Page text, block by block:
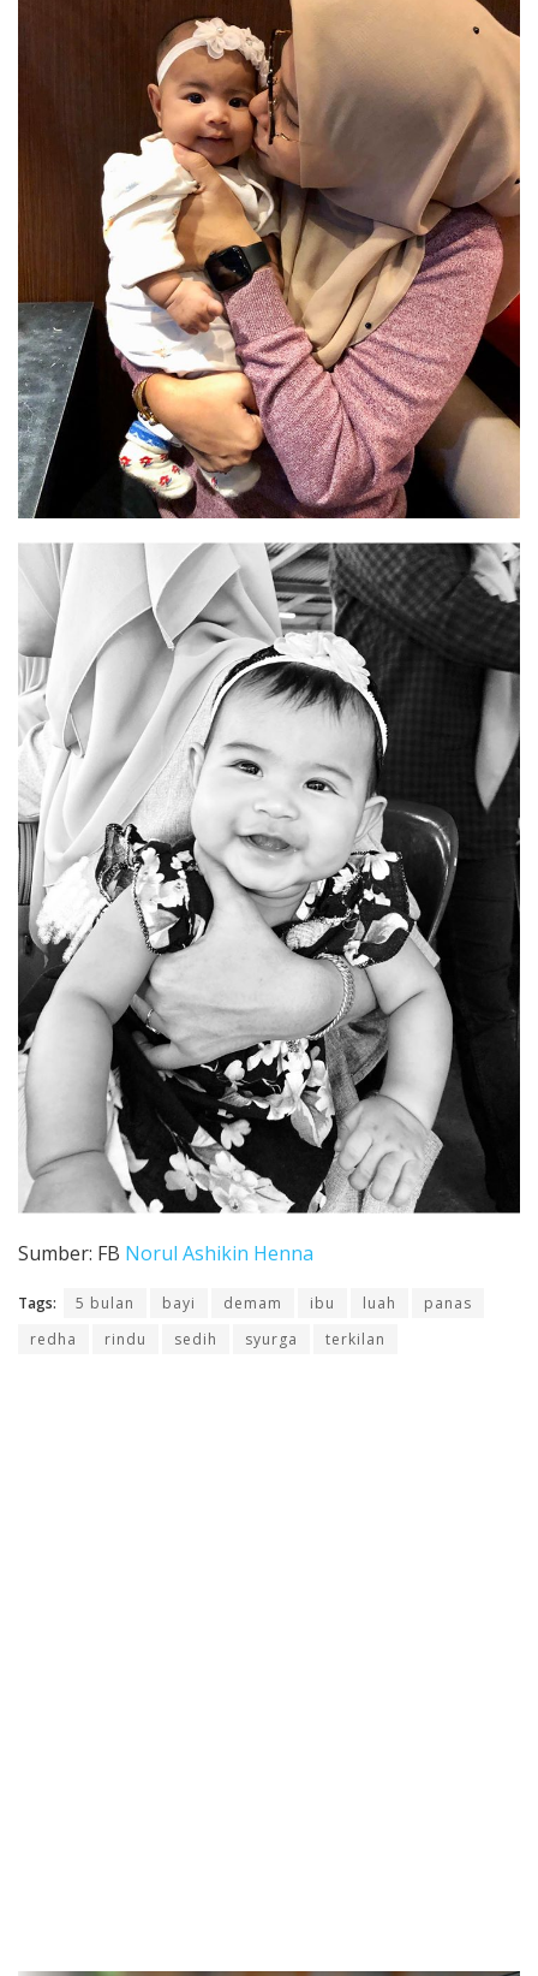
Sumber: FB Norul Ashikin Henna
Tags: 5 bulan bayi demam ibu luah
panas
redha
rindu sedih syurga terkilan